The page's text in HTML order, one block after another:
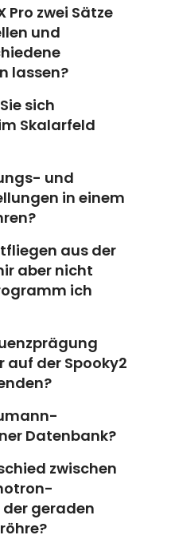
Pro zwei Sätze
und
lassen?
sich
Skalarfeld
und
in einem
aus der
aber nicht
ich
auf der Spooky2
Datenbank?
zwischen
geraden